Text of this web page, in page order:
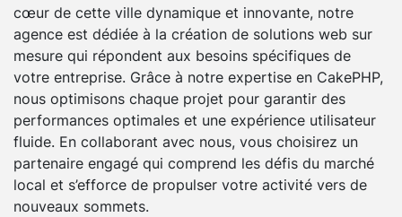
cœur de cette ville dynamique et innovante, notre
agence est dédiée à la création de solutions web sur
mesure qui répondent aux besoins spécifiques de
votre entreprise. Grâce à notre expertise en CakePHP,
nous optimisons chaque projet pour garantir des
performances optimales et une expérience utilisateur
fluide. En collaborant avec nous, vous choisirez un
partenaire engagé qui comprend les défis du marché
local et s’efforce de propulser votre activité vers de
nouveaux sommets.